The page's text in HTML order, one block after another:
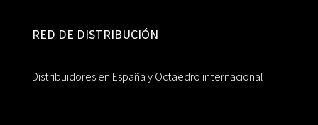
RED DE DISTRIBUCIÓN
Distribuidores en España y Octaedro internacional